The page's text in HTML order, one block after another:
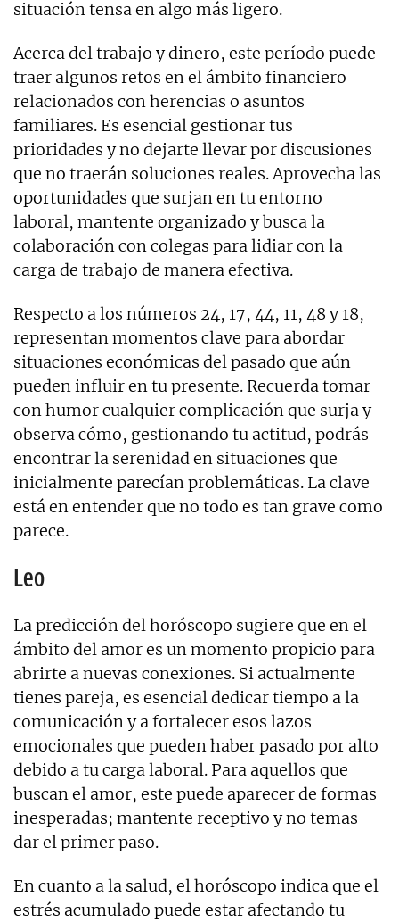
situación tensa en algo más ligero.
Acerca del trabajo y dinero, este período puede
traer algunos retos en el ámbito financiero
relacionados con herencias o asuntos
familiares. Es esencial gestionar tus
prioridades y no dejarte llevar por discusiones
que no traerán soluciones reales. Aprovecha las
oportunidades que surjan en tu entorno
laboral, mantente organizado y busca la
colaboración con colegas para lidiar con la
carga de trabajo de manera efectiva.
Respecto a los números 24, 17, 44, 11, 48 y 18,
representan momentos clave para abordar
situaciones económicas del pasado que aún
pueden influir en tu presente. Recuerda tomar
con humor cualquier complicación que surja y
observa cómo, gestionando tu actitud, podrás
encontrar la serenidad en situaciones que
inicialmente parecían problemáticas. La clave
está en entender que no todo es tan grave como
parece.
Leo
La predicción del horóscopo sugiere que en el
ámbito del amor es un momento propicio para
abrirte a nuevas conexiones. Si actualmente
tienes pareja, es esencial dedicar tiempo a la
comunicación y a fortalecer esos lazos
emocionales que pueden haber pasado por alto
debido a tu carga laboral. Para aquellos que
buscan el amor, este puede aparecer de formas
inesperadas; mantente receptivo y no temas
dar el primer paso.
En cuanto a la salud, el horóscopo indica que el
estrés acumulado puede estar afectando tu